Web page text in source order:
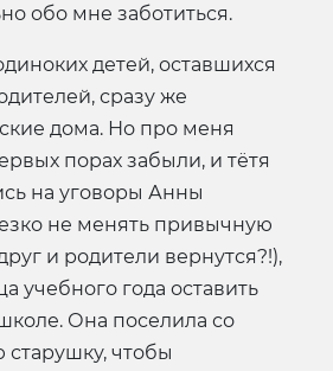
обо мне заботиться.
детей, оставшихся
сразу же
дома. Но про меня
порах забыли, и тётя
на уговоры Анны
не менять привычную
и родители вернутся?!),
учебного года оставить
Она поселила со
чтобы